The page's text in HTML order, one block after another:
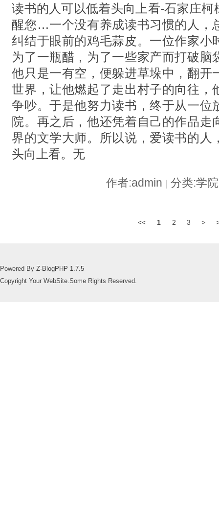
读书的人可以低着头向上看-石家庄
醒您…一个没有养成读书习惯的人，
纠结于眼前的鸡毛蒜皮。一位作家小
为了一瓶醋，为了一些家产而打破脑
他只是一有空，便躲进草垛中，翻开
世界，让他燃起了走出村子的向往，
争吵。于是他努力读书，终于从一位
院。再之后，他还凭着自己的作品走
界的文学大师。所以说，爱读书的人
头向上看。无
作者:admin | 分类:学
<< 1 2 3 >
Powered By Z-BlogPHP 1.7.5
Copyright Your WebSite.Some Rights Reserved.